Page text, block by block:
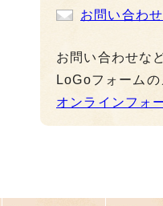
お問い合わ
お問い合わせな
LoGoフォーム
オンラインフォ